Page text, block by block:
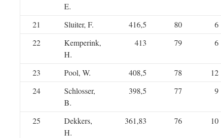
E.
21 Sluiter, F. 416,5 80
6
22
Kemperink,
H.
413 79 6
23 Pool, W. 408,5 78
12
24
Schlosser,
B.
398,5 77 9
25
Dekkers,
H.
361,83 76 10